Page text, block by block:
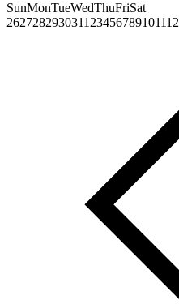
SunMonTueWedThuFriSat
2627282930311 23456789101112